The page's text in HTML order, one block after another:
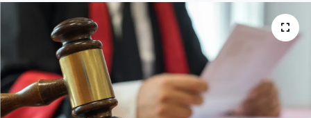
Eğitim
Sağlık
Magazin